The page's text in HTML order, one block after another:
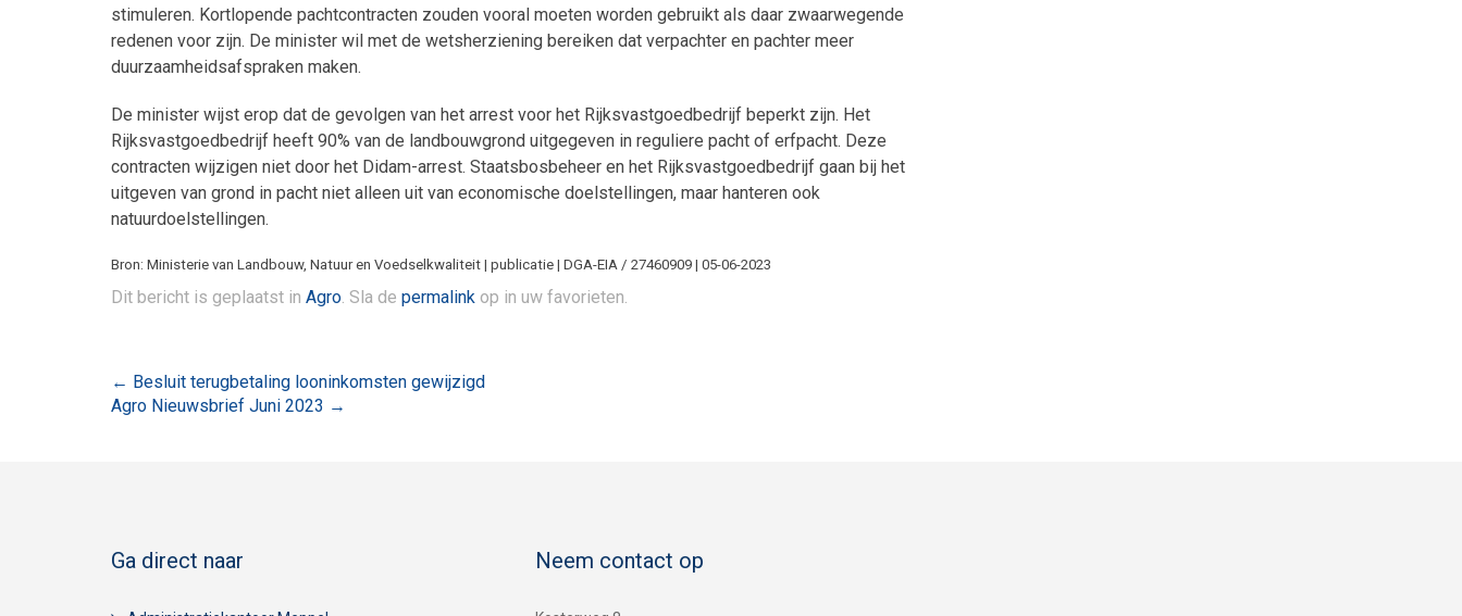
stimuleren. Kortlopende pachtcontracten zouden vooral moeten worden gebruikt als daar zwaarwegende
redenen voor zijn. De minister wil met de wetsherziening bereiken dat verpachter en pachter meer
duurzaamheidsafspraken maken.
De minister wijst erop dat de gevolgen van het arrest voor het Rijksvastgoedbedrijf beperkt zijn. Het
Rijksvastgoedbedrijf heeft 90% van de landbouwgrond uitgegeven in reguliere pacht of erfpacht. Deze
contracten wijzigen niet door het Didam-arrest. Staatsbosbeheer en het Rijksvastgoedbedrijf gaan bij het
uitgeven van grond in pacht niet alleen uit van economische doelstellingen, maar hanteren ook
natuurdoelstellingen.
Bron: Ministerie van Landbouw, Natuur en Voedselkwaliteit | publicatie | DGA-EIA / 27460909 | 05-06-2023
Dit bericht is geplaatst in Agro. Sla de permalink op in uw favorieten.
Bericht
← Besluit terugbetaling looninkomsten gewijzigd
Agro Nieuwsbrief Juni 2023 →
Ga direct naar Neem contact op